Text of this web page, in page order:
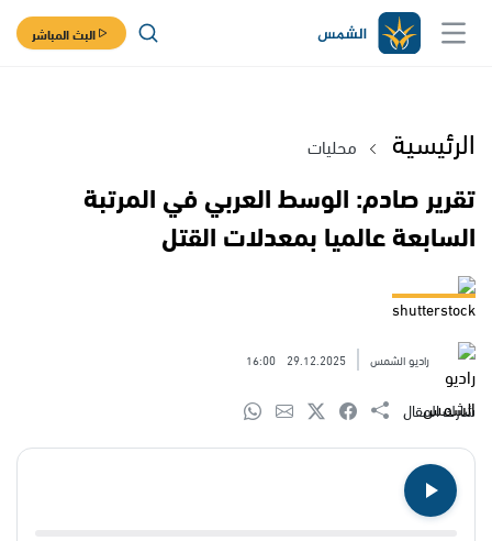
البث المباشر
الرئيسية محليات
تقرير صادم: الوسط العربي في المرتبة
السابعة عالميا بمعدلات القتل
shutterstock
راديو الشمس 29.12.2025
16:00
شارك المقال